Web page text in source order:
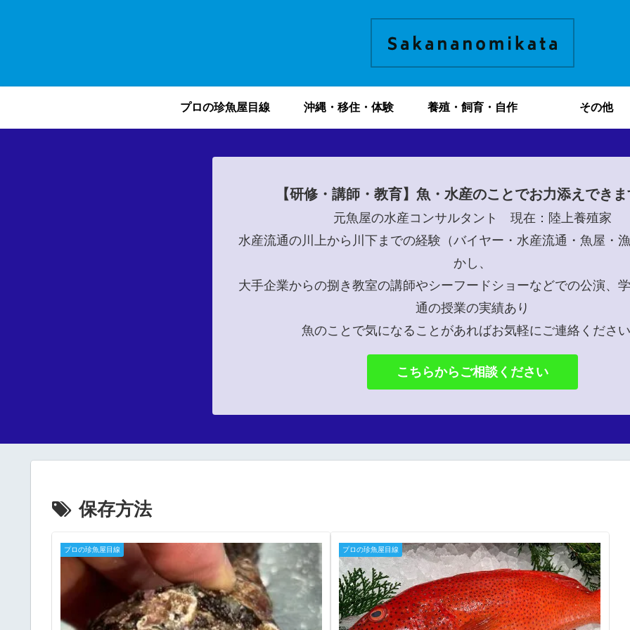
プロの珍魚屋目線 沖縄・移住・体験 養殖・飼育・自作 その他
【研修・講師・教育】魚・水産のことでお力添えでき
元魚屋の水産コンサルタント 現在：陸上養殖家
水産流通の川上から川下までの経験（バイヤー・水産流通・魚屋・
かし、
大手企業からの捌き教室の講師やシーフードショーなどでの公演、
通の授業の実績あり
魚のことで気になることがあればお気軽にご連絡くださ
こちらからご相談ください
保存方法
プロの珍魚屋目線 プロの珍魚屋目線